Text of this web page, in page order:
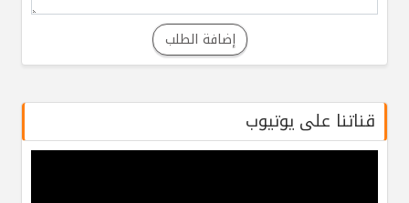
إضافة الطلب
قناتنا على يوتيوب